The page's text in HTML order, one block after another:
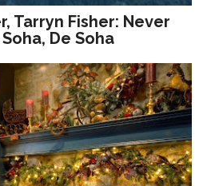
Tarryn Fisher: Never
De Soha